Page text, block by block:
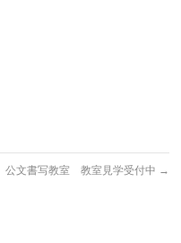
公文書写教室 教室見学受付中 →